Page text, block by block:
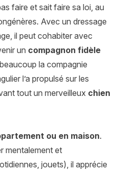
faire et sait faire sa loi, au
Avec un dressage
il peut cohabiter avec
un compagnon fidèle
la compagnie
l’a propulsé sur les
tout un merveilleux chien
ou en maison.
mentalement et
jouets), il apprécie